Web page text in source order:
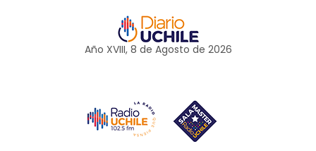
Año XVIII, 8 de Agosto de 2026